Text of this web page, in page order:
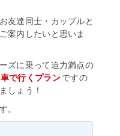
友達同士・カップルと
案内したいと思いま
ズに乗って迫力満点の
車で行くプランですの
しょう！
。